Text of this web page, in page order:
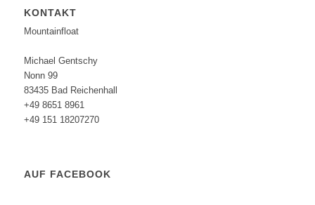
KONTAKT
Mountainfloat
Michael Gentschy
Nonn 99
83435 Bad Reichenhall
+49 8651 8961
+49 151 18207270
AUF FACEBOOK